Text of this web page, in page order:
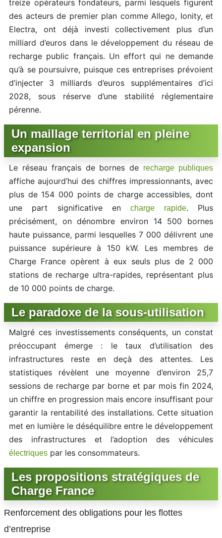
treize opérateurs fondateurs, parmi lesquels figurent
des acteurs de premier plan comme Allego, Ionity, et
Electra, ont déjà investi collectivement plus d’un
milliard d’euros dans le développement du réseau de
recharge public français. Un effort qui ne demande
qu’à se poursuivre, puisque ces entreprises prévoient
d’injecter 3 milliards d’euros supplémentaires d’ici
2028, sous réserve d’une stabilité réglementaire
pérenne.
Un maillage territorial en pleine
expansion
Le réseau français de bornes de recharge publiques
affiche aujourd’hui des chiffres impressionnants, avec
plus de 154 000 points de charge accessibles, dont
une part significative encharge rapide. Plus
précisément, on dénombre environ 14 500 bornes
haute puissance, parmi lesquelles 7 000 délivrent une
puissance supérieure à 150 kW. Les membres de
Charge France opèrent à eux seuls plus de 2 000
stations de recharge ultra-rapides, représentant plus
de 10 000 points de charge.
Le paradoxe de la sous-utilisation
Malgré ces investissements conséquents, un constat
préoccupant émerge : le taux d’utilisation des
infrastructures reste en deçà des attentes. Les
statistiques révèlent une moyenne d’environ 25,7
sessions de recharge par borne et par mois fin 2024,
un chiffre en progression mais encore insuffisant pour
garantir la rentabilité des installations. Cette situation
met en lumière le déséquilibre entre le développement
des infrastructures et l’adoption des véhicules
électriques par les consommateurs.
Les propositions stratégiques de
Charge France
Renforcement des obligations pour les flottes
d’entreprise